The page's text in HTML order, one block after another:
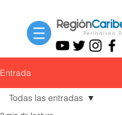
Entrada
Todas las entradas